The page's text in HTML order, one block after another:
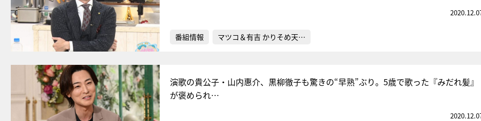
番組情報 マツコ＆有吉 かりそめ天…
演歌の貴公子・山内惠介、黒柳徹子も驚きの“早熟”ぶり。5歳で歌った『みだれ髪』
が褒められ…